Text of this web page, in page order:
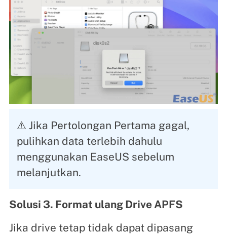
⚠️ Jika Pertolongan Pertama gagal,
pulihkan data terlebih dahulu
menggunakan EaseUS sebelum
melanjutkan.
Solusi 3. Format ulang Drive APFS
Jika drive tetap tidak dapat dipasang